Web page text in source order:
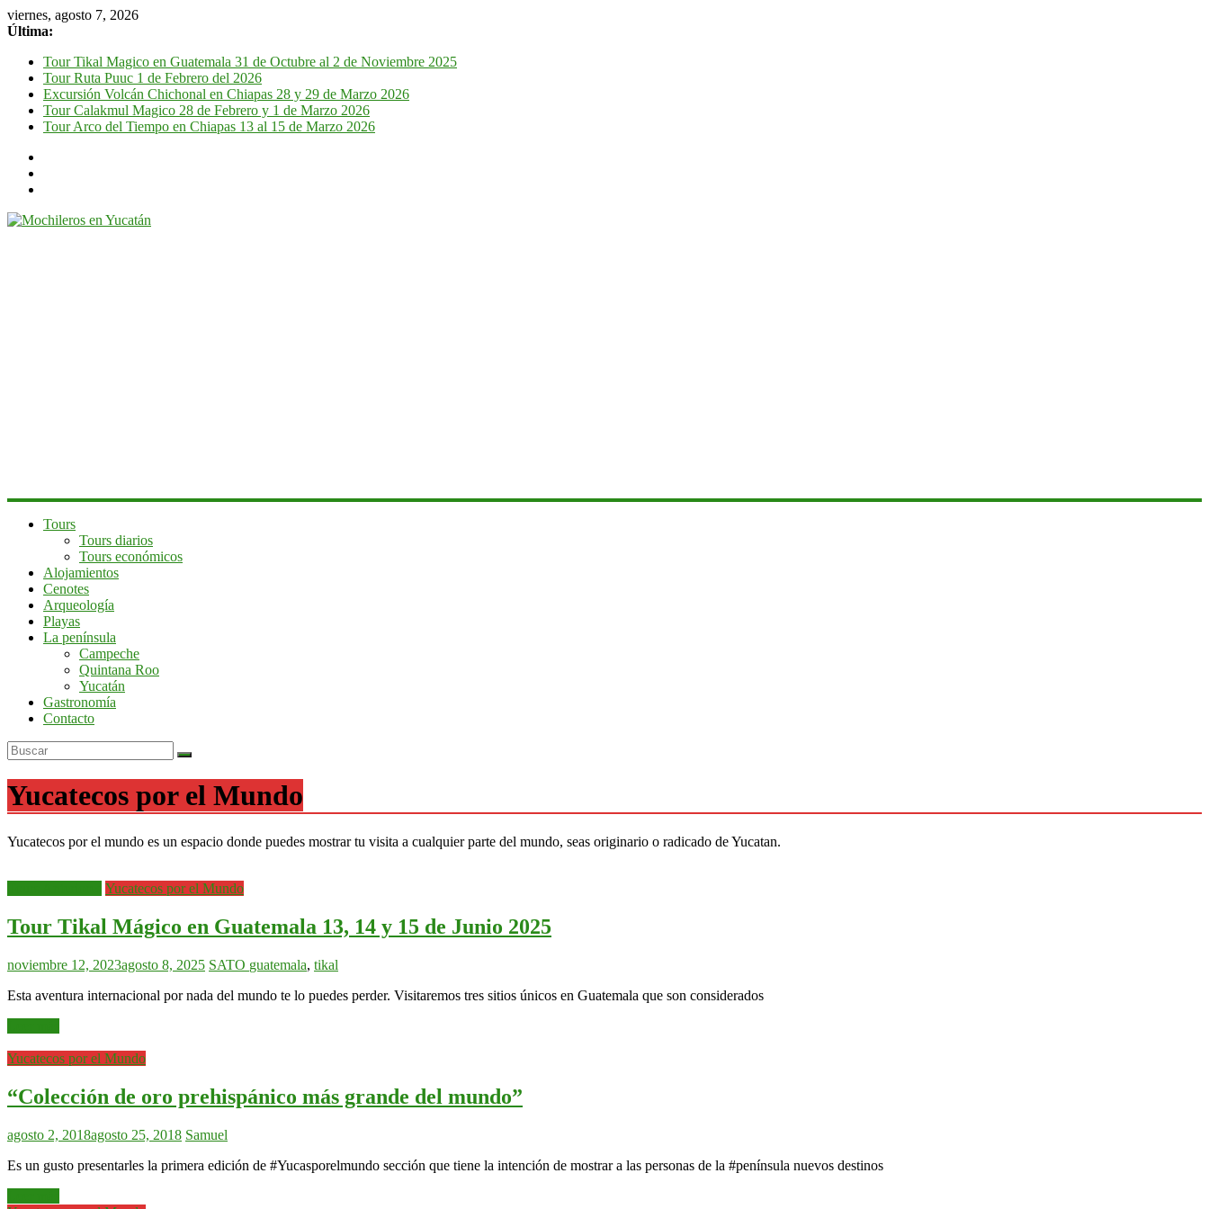
viernes, agosto 7, 2026
Última:
Tour Tikal Magico en Guatemala 31 de Octubre al 2 de Noviembre 2025
Tour Ruta Puuc 1 de Febrero del 2026
Excursión Volcán Chichonal en Chiapas 28 y 29 de Marzo 2026
Tour Calakmul Magico 28 de Febrero y 1 de Marzo 2026
Tour Arco del Tiempo en Chiapas 13 al 15 de Marzo 2026
Tours
Tours diarios
Tours económicos
Alojamientos
Cenotes
Arqueología
Playas
La península
Campeche
Quintana Roo
Yucatán
Gastronomía
Contacto
Yucatecos por el Mundo
Yucatecos por el mundo es un espacio donde puedes mostrar tu visita a cualquier parte del mundo, seas originario o radicado de Yucatan.
Yucatecos por el Mundo
Tour Tikal Mágico en Guatemala 13, 14 y 15 de Junio 2025
noviembre 12, 2023agosto 8, 2025 SATO guatemala, tikal
Esta aventura internacional por nada del mundo te lo puedes perder. Visitaremos tres sitios únicos en Guatemala que son considerados
Yucatecos por el Mundo
“Colección de oro prehispánico más grande del mundo”
agosto 2, 2018agosto 25, 2018 Samuel
Es un gusto presentarles la primera edición de #Yucasporelmundo sección que tiene la intención de mostrar a las personas de la #península nuevos destinos